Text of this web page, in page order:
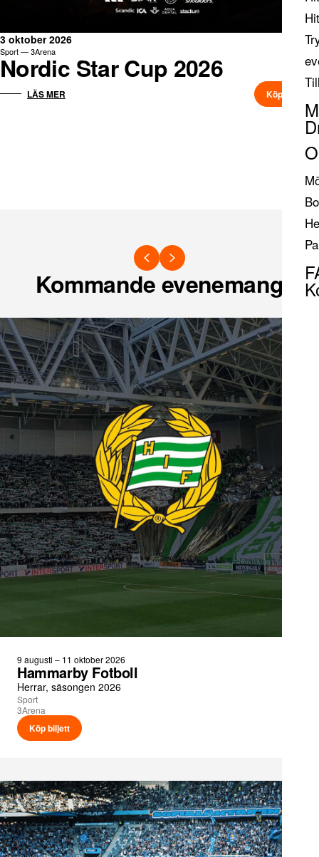
3 oktober 2026
Sport — 3Arena
Nordic Star Cup 2026
LÄS MER Köp biljett
Kommande evenemang
9 augusti – 11 oktober 2026
Hammarby Fotboll
Herrar, säsongen 2026
Sport
3Arena
Köp biljett